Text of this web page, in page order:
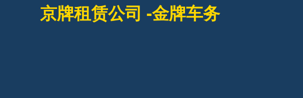
京牌租赁公司 -金牌车务